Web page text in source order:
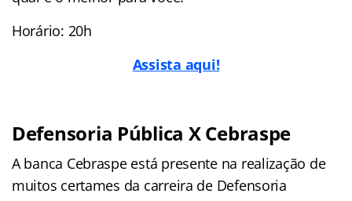
Horário: 20h
Assista aqui!
Defensoria Pública X Cebraspe
A banca Cebraspe está presente na realização de
muitos certames da carreira de Defensoria